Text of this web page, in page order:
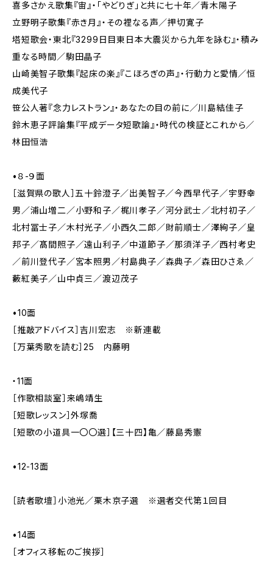
喜多さかえ歌集『宙』・「やどりぎ」と共に七十年／青木陽子
立野明子歌集『赤き月』・その裡なる声／押切寛子
塔短歌会・東北『3299日目東日本大震災から九年を詠む』・積み
重なる時間／駒田晶子
山崎美智子歌集『起床の楽』『こほろぎの声』・行動力と愛情／恒
成美代子
笹公人著『念力レストラン』・あなたの目の前に／川島結佳子
鈴木恵子評論集『平成データ短歌論』・時代の検証とこれから／
林田恒浩
•８-９面
［滋賀県の歌人］五十鈴澄子／出美智子／今西早代子／宇野幸
男／浦山増二／小野和子／梶川孝子／河分武士／北村初子／
北村冨士子／木村光子／小西久二郎／財前順士／澤絢子／皇
邦子／髙間照子／遠山利子／中道節子／那須洋子／西村考史
／前川登代子／宮本照男／村島典子／森典子／森田ひさゑ／
藪紅美子／山中貞三／渡辺茂子
•10面
［推敲アドバイス］吉川宏志 ※新連載
［万葉秀歌を読む］25 内藤明
・11面
［作歌相談室］来嶋靖生
［短歌レッスン］外塚喬
［短歌の小道具一〇〇選］【三十四】亀／藤島秀憲
•12-13面
［読者歌壇］小池光／栗木京子選 ※選者交代第１回目
•14面
［オフィス移転のご挨拶］